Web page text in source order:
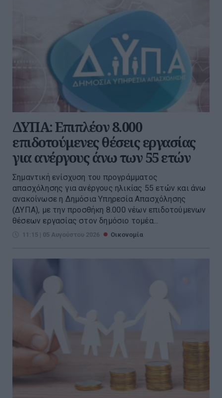
ΔΥΠΑ: Επιπλέον 8.000
επιδοτούμενες θέσεις εργασίας
για ανέργους άνω των 55 ετών
Σημαντική ενίσχυση του προγράμματος
απασχόλησης για ανέργους ηλικίας 55 ετών και άνω
ανακοίνωσε η Δημόσια Υπηρεσία Απασχόλησης
(ΔΥΠΑ), με την προσθήκη 8.000 νέων επιδοτούμενων
θέσεων εργασίας στον δημόσιο τομέα...
11:15 | 05 Αυγούστου 2026 Οικονομία